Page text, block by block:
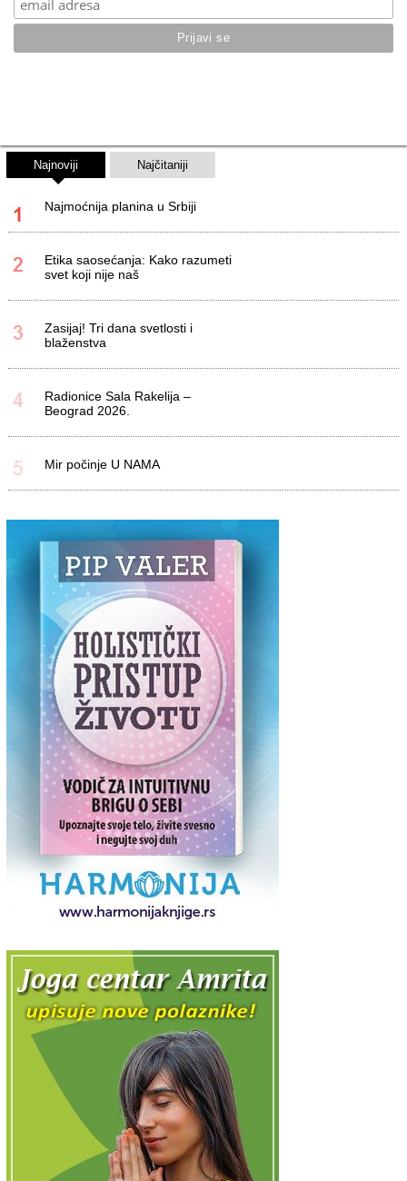
Najnoviji Najčitaniji
Najmoćnija planina u Srbiji
Etika saosećanja: Kako razumeti
svet koji nije naš
Zasijaj! Tri dana svetlosti i
blaženstva
Radionice Sala Rakelija –
Beograd 2026.
Mir počinje U NAMA